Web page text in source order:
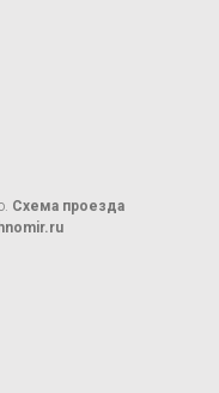
Схема проезда